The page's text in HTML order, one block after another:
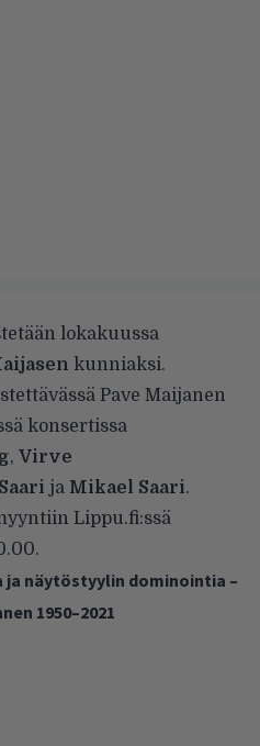
lokakuussa
kunniaksi.
Pave Maijanen
konsertissa
, Virve
ja Mikael Saari.
Lippu.fi:ssä
ja näytöstyylin dominointia –
1950–2021